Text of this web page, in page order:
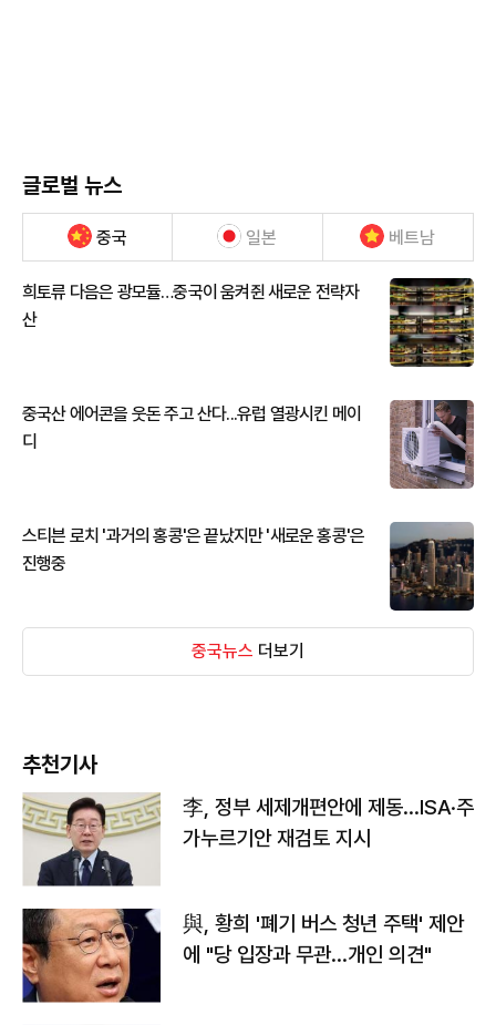
글로벌 뉴스
중국 일본 베트남
희토류 다음은 광모듈…중국이 움켜쥔 새로운 전략자
산
중국산 에어콘을 웃돈 주고 산다...유럽 열광시킨 메이
디
스티븐 로치 '과거의 홍콩'은 끝났지만 '새로운 홍콩'은
진행중
중국뉴스 더보기
추천기사
李, 정부 세제개편안에 제동…ISA·주
가누르기안 재검토 지시
與, 황희 '폐기 버스 청년 주택' 제안
에 "당 입장과 무관…개인 의견"